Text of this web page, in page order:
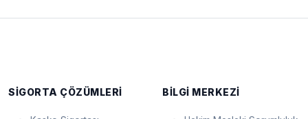
SIGORTA ÇÖZÜMLERI BILGI MERKEZI